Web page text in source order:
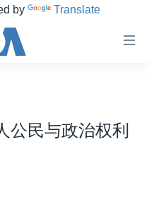
by Translate
公民与政治权利